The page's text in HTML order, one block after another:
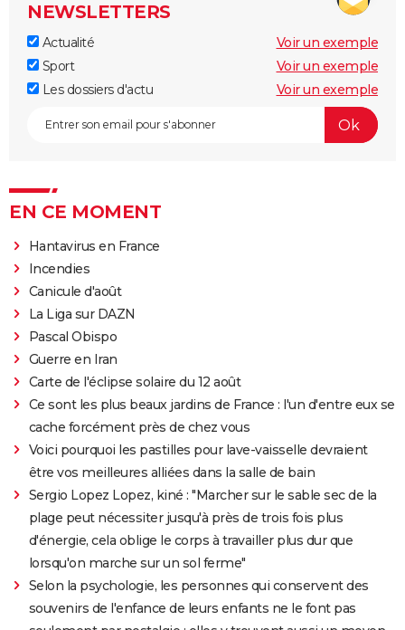
NEWSLETTERS
Actualité
Voir un exemple
Sport
Voir un exemple
Les dossiers d'actu
Voir un exemple
EN CE MOMENT
Hantavirus en France
Incendies
Canicule d'août
La Liga sur DAZN
Pascal Obispo
Guerre en Iran
Carte de l'éclipse solaire du 12 août
Ce sont les plus beaux jardins de France : l'un d'entre eux se
cache forcément près de chez vous
Voici pourquoi les pastilles pour lave-vaisselle devraient
être vos meilleures alliées dans la salle de bain
Sergio Lopez Lopez, kiné : "Marcher sur le sable sec de la
plage peut nécessiter jusqu'à près de trois fois plus
d'énergie, cela oblige le corps à travailler plus dur que
lorsqu'on marche sur un sol ferme"
Selon la psychologie, les personnes qui conservent des
souvenirs de l'enfance de leurs enfants ne le font pas